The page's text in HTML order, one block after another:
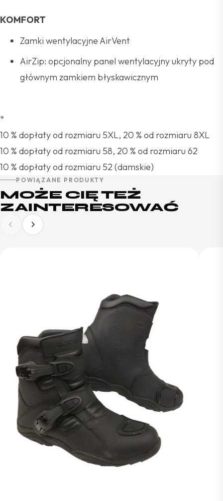
KOMFORT
Zamki wentylacyjne AirVent
AirZip: opcjonalny panel wentylacyjny ukryty pod
głównym zamkiem błyskawicznym
*
10 % dopłaty od rozmiaru 5XL, 20 % od rozmiaru 8XL
10 % dopłaty od rozmiaru 58, 20 % od rozmiaru 62
10 % dopłaty od rozmiaru 52 (damskie)
POWIĄZANE PRODUKTY
MOŻE CIĘ TEŻ
ZAINTERESOWAĆ